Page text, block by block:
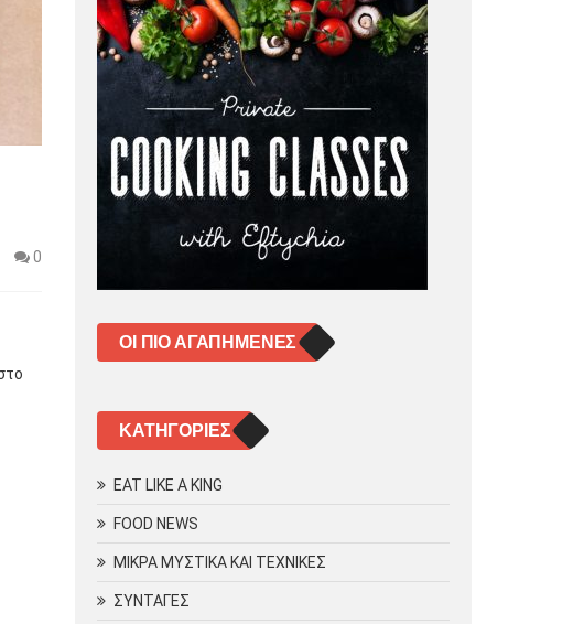
0
ΟΙ ΠΙΟ ΑΓΑΠΗΜΈΝΕΣ
KΑΤΗΓΟΡΊΕΣ
EAT LIKE A KING
FOOD NEWS
ΜΙΚΡΑ ΜΥΣΤΙΚΑ ΚΑΙ ΤΕΧΝΙΚΕΣ
ΣΥΝΤΑΓΕΣ